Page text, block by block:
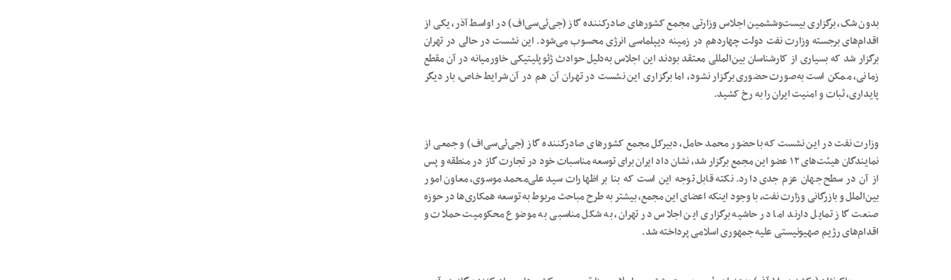
بدون شک، برگزاری بیست‌وششمین اجلاس وزارتی مجمع کشورهای صادرکننده گاز (جی‌ئی‌سی‌اف) در اواسط آذر، یکی از
اقدام‌های برجسته وزارت نفت دولت چهاردهم در زمینه دیپلماسی انرژی محسوب می‌شود. این نشست در حالی در تهران
برگزار شد که بسیاری از کارشناسان بین‌المللی معتقد بودند این اجلاس به‌دلیل حوادث ژئوپلیتیکی خاورمیانه در آن مقطع
زمانی، ممکن است به‌صورت حضوری برگزار نشود، اما برگزاری این نشست در تهران آن هم در آن شرایط خاص، بار دیگر
پایداری، ثبات و امنیت ایران را به رخ کشید.
وزارت نفت در این نشست که با حضور محمد حامل، دبیرکل مجمع کشورهای صادرکننده گاز (جی‌ئی‌سی‌اف) و جمعی از
نمایندگان هیئت‌های ۱۲ عضو این مجمع برگزار شد، نشان داد ایران برای توسعه مناسبات خود در تجارت گاز در منطقه و پس
از آن در سطح جهان عزم جدی دارد. نکته قابل توجه این است که بنا بر اظهارات سید علی‌محمد موسوی، معاون امور
بین‌الملل و بازرگانی وزارت نفت، با وجود اینکه اعضای این مجمع، بیشتر به طرح مباحث مربوط به توسعه همکاری‌ها در حوزه
صنعت گاز تمایل دارند اما در حاشیه برگزاری این اجلاس در تهران، به شکل مناسبی به موضوع محکومیت حملات و
اقدام‌های رژیم صهیونیستی علیه جمهوری اسلامی پرداخته شد.